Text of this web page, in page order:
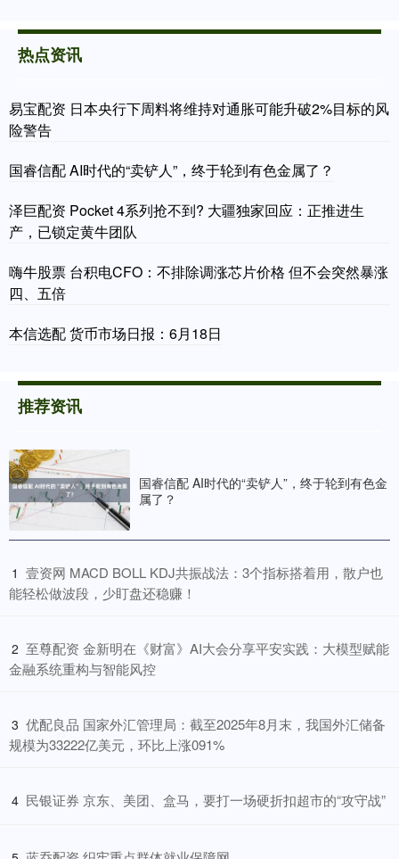
热点资讯
易宝配资 日本央行下周料将维持对通胀可能升破2%目标的风
险警告
国睿信配 AI时代的“卖铲人”，终于轮到有色金属了？
泽巨配资 Pocket 4系列抢不到? 大疆独家回应：正推进生
产，已锁定黄牛团队
嗨牛股票 台积电CFO：不排除调涨芯片价格 但不会突然暴涨
四、五倍
本信选配 货币市场日报：6月18日
推荐资讯
国睿信配 AI时代的“卖铲人”，终于轮到有色金
属了？
1 ​壹资网 MACD BOLL KDJ共振战法：3个指标搭着用，散户也
能轻松做波段，少盯盘还稳赚！
2 ​至尊配资 金新明在《财富》AI大会分享平安实践：大模型赋能
金融系统重构与智能风控
3 ​优配良品 国家外汇管理局：截至2025年8月末，我国外汇储备
规模为33222亿美元，环比上涨091%
4 ​民银证券 京东、美团、盒马，要打一场硬折扣超市的“攻守战”